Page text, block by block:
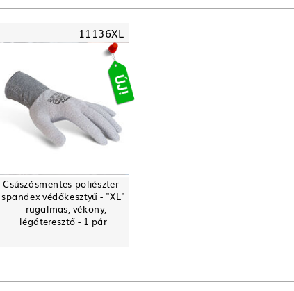
11136XL
Csúszásmentes poliészter–
spandex védőkesztyű - "XL"
- rugalmas, vékony,
légáteresztő - 1 pár